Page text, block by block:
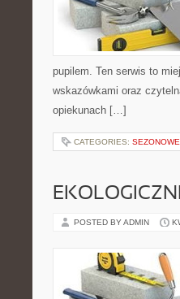
pupilem. Ten serwis to
wskazówkami oraz
opiekunach […]
CATEGORIES:
POSTED BY ADMIN